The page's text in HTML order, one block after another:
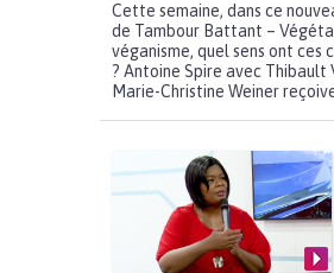
Cette semaine, dans ce
de Tambour Battant –
véganisme, quel sens ont ces
? Antoine Spire avec Thibault
Marie-Christine Weiner